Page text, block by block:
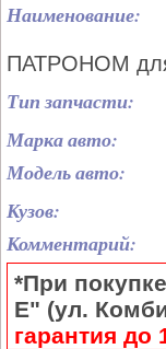
Наименование:
ПАТРОНОМ
Тип запчасти:
Марка авто:
Модель авто:
Кузов:
Комментарий:
*При
Е" (ул.
гарантия до